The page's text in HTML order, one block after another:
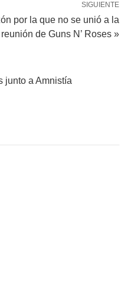
SIGUIENTE
por la que no se unió a la
reunión de Guns N’ Roses »
junto a Amnistía